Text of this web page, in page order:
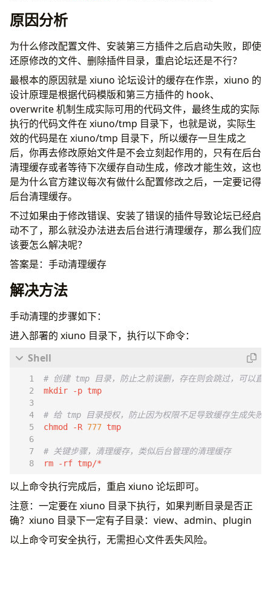
原因分析
为什么修改配置文件、安装第三方插件之后启动失败，即使
还原修改的文件、删除插件目录，重启论坛还是不行？
最根本的原因就是 xiuno 论坛设计的缓存在作祟，xiuno 的
设计原理是根据代码模版和第三方插件的 hook、
overwrite 机制生成实际可用的代码文件，最终生成的实际
执行的代码文件在 xiuno/tmp 目录下，也就是说，实际生
效的代码是在 xiuno/tmp 目录下，所以缓存一旦生成之
后，你再去修改原始文件是不会立刻起作用的，只有在后台
清理缓存或者等待下次缓存自动生成，修改才能生效，这也
是为什么官方建议每次有做什么配置修改之后，一定要记得
后台清理缓存。
不过如果由于修改错误、安装了错误的插件导致论坛已经启
动不了，那么就没办法进去后台进行清理缓存，那么我们应
该要怎么解决呢？
答案是：手动清理缓存
解决方法
手动清理的步骤如下：
进入部署的 xiuno 目录下，执行以下命令：
# 创建 tmp 目录，防止之前误删，存在则会跳过，可以直
# 给 tmp 目录授权，防止因为权限不足导致缓存生成失败
chmod -R 777
# 关键步骤，清理缓存，类似后台管理的清理缓存
rm -rf tmp/*
以上命令执行完成后，重启 xiuno 论坛即可。
注意：一定要在 xiuno 目录下执行，如果判断目录是否正
确？xiuno 目录下一定有子目录：view、admin、plugin
以上命令可安全执行，无需担心文件丢失风险。